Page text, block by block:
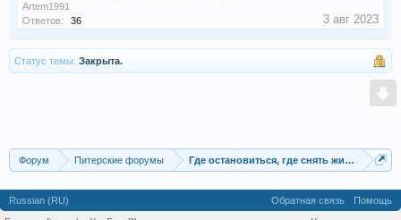
Artem1991
Ответов:
36 3 авг 2023
Статус темы: Закрыта.
Форум Питерские форумы Где остановиться, где снять жилье
Russian (RU) Обратная связь
Помощь